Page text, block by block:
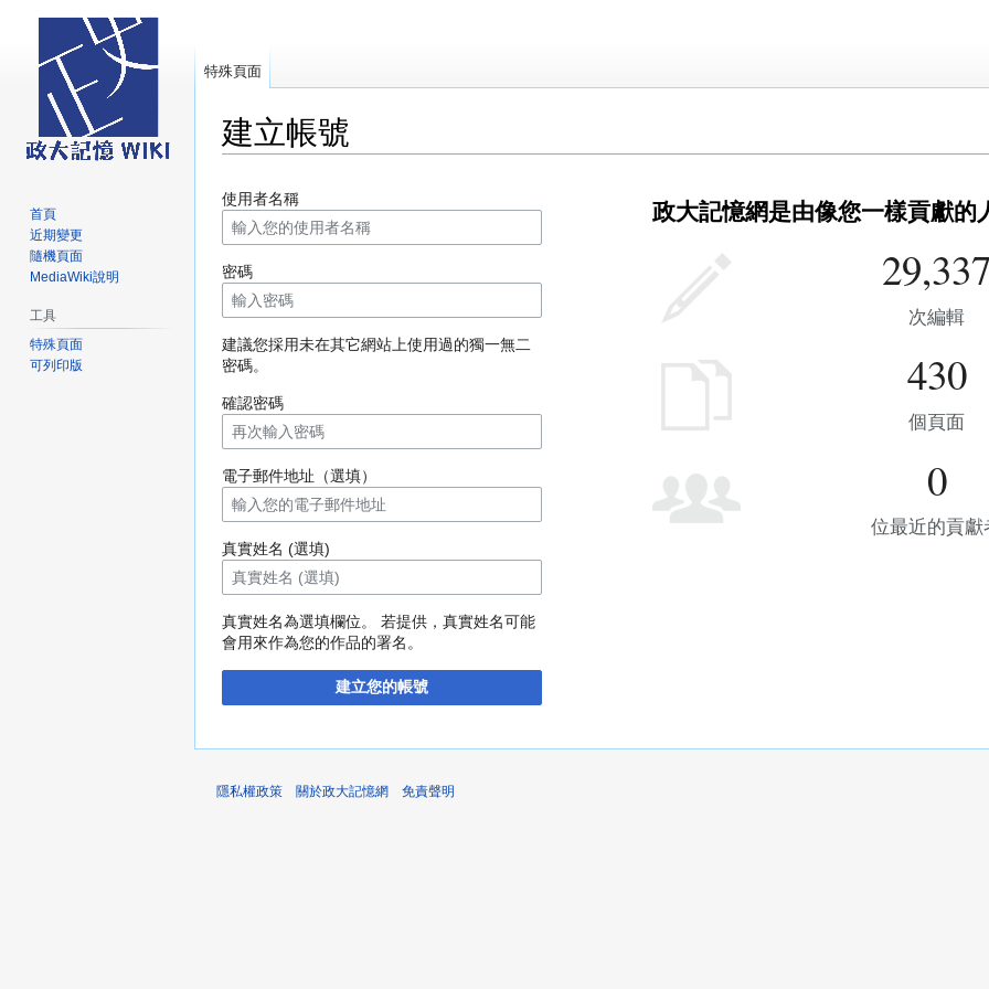
建立帳號
至
導
至
搜
使用者名稱
密碼
建議您採用未在其它網站上使用過的獨一無二
密碼。
確認密碼
電子郵件地址（選填）
真實姓名 (選填)
真實姓名為選填欄位。 若提供，真實姓名可能
會用來作為您的作品的署名。
建立您的帳號
政大記憶網是由像您一樣貢獻的
次編輯
430
個頁面
0
位最近的貢獻
特殊頁面
首頁
近期變更
隨機頁面
MediaWiki說明
工具
特殊頁面
可列印版
隱私權政策 關於政大記憶網 免責聲明